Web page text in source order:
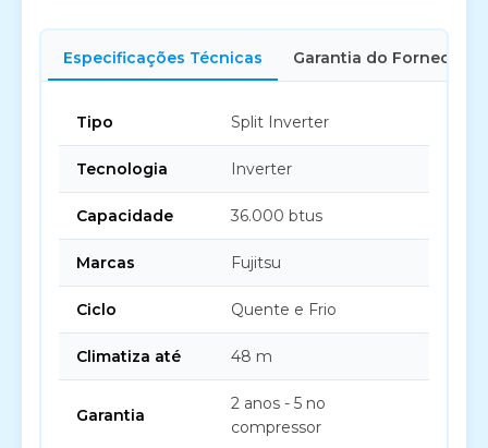
Especificações Técnicas Garantia do Fornecedor
Tipo Split Inverter
Tecnologia Inverter
Capacidade 36.000 btus
Marcas Fujitsu
Ciclo Quente e Frio
Climatiza até 48 m
Garantia
2 anos - 5 no
compressor